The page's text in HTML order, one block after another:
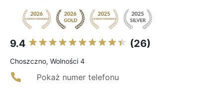
9.4 (26)
Choszczno, Wolności 4
Pokaż numer telefonu